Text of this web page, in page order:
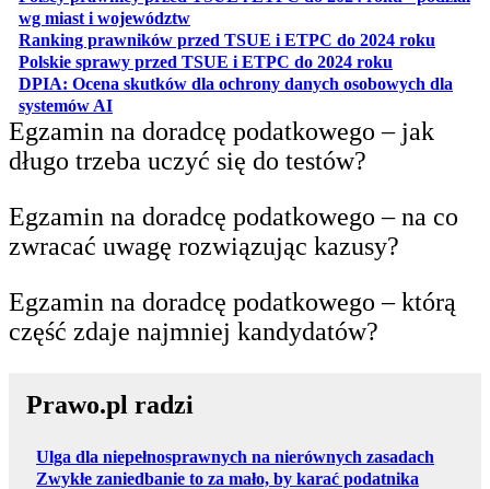
wg miast i województwotwiera się w nowej karcie
Ranking prawników przed TSUE i ETPC do 2024 roku
Polskie sprawy przed TSUE i ETPC do 2024 roku
DPIA: Ocena skutków dla ochrony danych osobowych dla
systemów AIotwiera się w nowej karcie
Egzamin na doradcę podatkowego – jak
długo trzeba uczyć się do testów?
Egzamin na doradcę podatkowego – na co
zwracać uwagę rozwiązując kazusy?
Egzamin na doradcę podatkowego – którą
część zdaje najmniej kandydatów?
Prawo.pl radzi
Ulga dla niepełnosprawnych na nierównych zasadach
Zwykłe zaniedbanie to za mało, by karać podatnika